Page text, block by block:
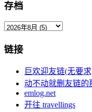
存档
链接
巨欢迎友链(无要
动不动就删友链的
emlog.net
开往 travellings